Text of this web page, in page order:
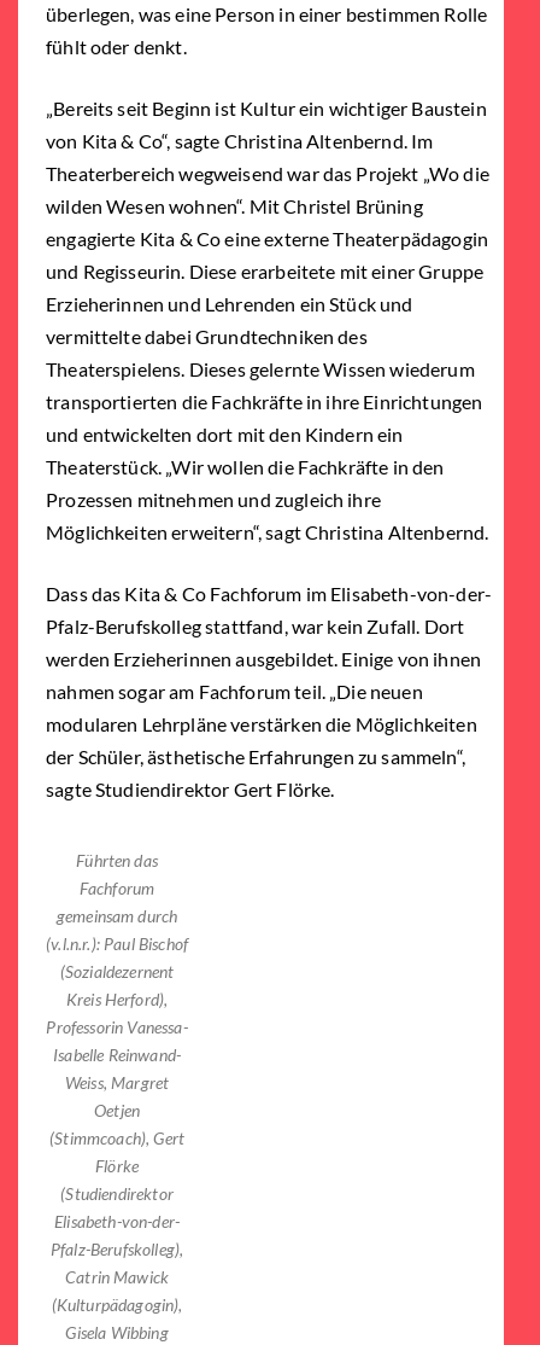
überlegen, was eine Person in einer bestimmen Rolle
fühlt oder denkt.
„Bereits seit Beginn ist Kultur ein wichtiger Baustein
von Kita & Co“, sagte Christina Altenbernd. Im
Theaterbereich wegweisend war das Projekt „Wo die
wilden Wesen wohnen“. Mit Christel Brüning
engagierte Kita & Co eine externe Theaterpädagogin
und Regisseurin. Diese erarbeitete mit einer Gruppe
Erzieherinnen und Lehrenden ein Stück und
vermittelte dabei Grundtechniken des
Theaterspielens. Dieses gelernte Wissen wiederum
transportierten die Fachkräfte in ihre Einrichtungen
und entwickelten dort mit den Kindern ein
Theaterstück. „Wir wollen die Fachkräfte in den
Prozessen mitnehmen und zugleich ihre
Möglichkeiten erweitern“, sagt Christina Altenbernd.
Dass das Kita & Co Fachforum im Elisabeth-von-der-
Pfalz-Berufskolleg stattfand, war kein Zufall. Dort
werden Erzieherinnen ausgebildet. Einige von ihnen
nahmen sogar am Fachforum teil. „Die neuen
modularen Lehrpläne verstärken die Möglichkeiten
der Schüler, ästhetische Erfahrungen zu sammeln“,
sagte Studiendirektor Gert Flörke.
Führten das
Fachforum
gemeinsam durch
(v.l.n.r.): Paul Bischof
(Sozialdezernent
Kreis Herford),
Professorin Vanessa-
Isabelle Reinwand-
Weiss, Margret
Oetjen
(Stimmcoach), Gert
Flörke
(Studiendirektor
Elisabeth-von-der-
Pfalz-Berufskolleg),
Catrin Mawick
(Kulturpädagogin),
Gisela Wibbing